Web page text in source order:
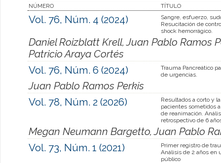
NÚMERO TÍTULO
Vol. 76, Núm. 4 (2024)
Sangre, esfuerzo,
Resucitación de
shock hemorrágico.
Daniel Roizblatt Krell, Juan Pablo Ramos
Patricio Araya Cortés
Vol. 76, Núm. 6 (2024)
Trauma Pancreático
de urgencias.
Juan Pablo Ramos Perkis
Vol. 78, Núm. 2 (2026)
Resultados a corto y
pacientes sometidos
de reanimación.
retrospectivo de 6
Megan Neumann Bargetto, Juan Pablo
Vol. 73, Núm. 1 (2021)
Primer registro de
Análisis de 2 años en
público